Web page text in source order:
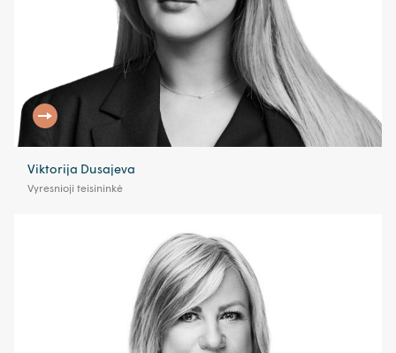
Viktorija Dusajeva
Vyresnioji teisininkė